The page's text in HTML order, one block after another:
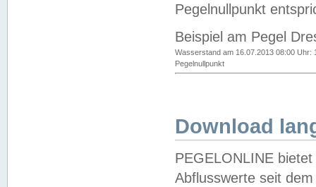
Pegelnullpunkt
Beispiel am Pegel
Wasserstand am 16.07.2013 08:00 Uhr:
Pegelnullpunkt
Download
PEGELONLINE
Abflusswerte seit